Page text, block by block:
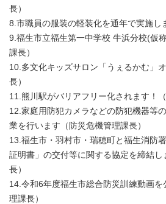
長）
8.市職員の服装の軽装化を通年で実施し
9.福生市立福生第一中学校 牛浜分校(仮
課長）
10.多文化キッズサロン「うぇるかむ」
長）
11.熊川駅がバリアフリー化されます！
12.家庭用防犯カメラなどの防犯機器等
業を行います（防災危機管理課長）
13.福生市・羽村市・瑞穂町と福生消防
証明書」の交付等に関する協定を締結し
長）
14.令和6年度福生市総合防災訓練動画
理課長）